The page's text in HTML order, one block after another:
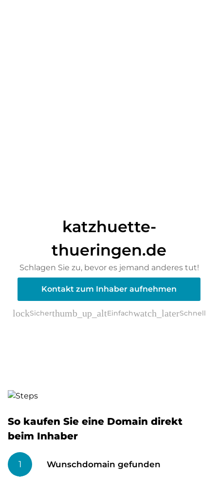
katzhuette-
thueringen.de
Schlagen Sie zu, bevor es jemand anderes tut!
Kontakt zum Inhaber aufnehmen
lockSicherthumb_up_altEinfachwatch_laterSchnell
So kaufen Sie eine Domain direkt
beim Inhaber
1 Wunschdomain gefunden